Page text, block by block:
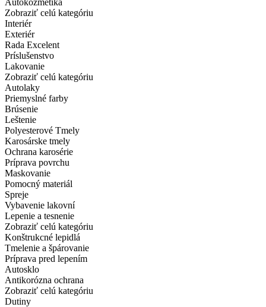
Zobraziť celú kategóriu
Interiér
Exteriér
Rada Excelent
Príslušenstvo
Lakovanie
Zobraziť celú kategóriu
Autolaky
Priemyslné farby
Brúsenie
Leštenie
Polyesterové Tmely
Karosárske tmely
Ochrana karosérie
Príprava povrchu
Maskovanie
Pomocný materiál
Spreje
Vybavenie lakovní
Lepenie a tesnenie
Zobraziť celú kategóriu
Konštrukcné lepidlá
Tmelenie a špárovanie
Príprava pred lepením
Autosklo
Antikorózna ochrana
Zobraziť celú kategóriu
Dutiny